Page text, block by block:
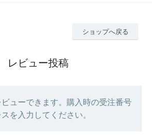
ショップへ戻る
レビュー投稿
ューできます。購入時の受注番号
を入力してください。